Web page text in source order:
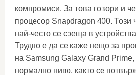
компромиси. За това говори и
процесор Snapdragon 400. Този
най-често се среща в
Трудно е да се каже нещо за
на Samsung Galaxy Grand Prime,
нормално ниво, както се